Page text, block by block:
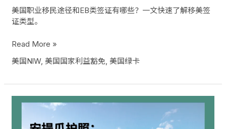
美国职业移民途径和EB类签证有哪些？一文快速了解移美签
证类型。
Read More »
美国NlW,美国国家利益豁免 ,美国绿卡